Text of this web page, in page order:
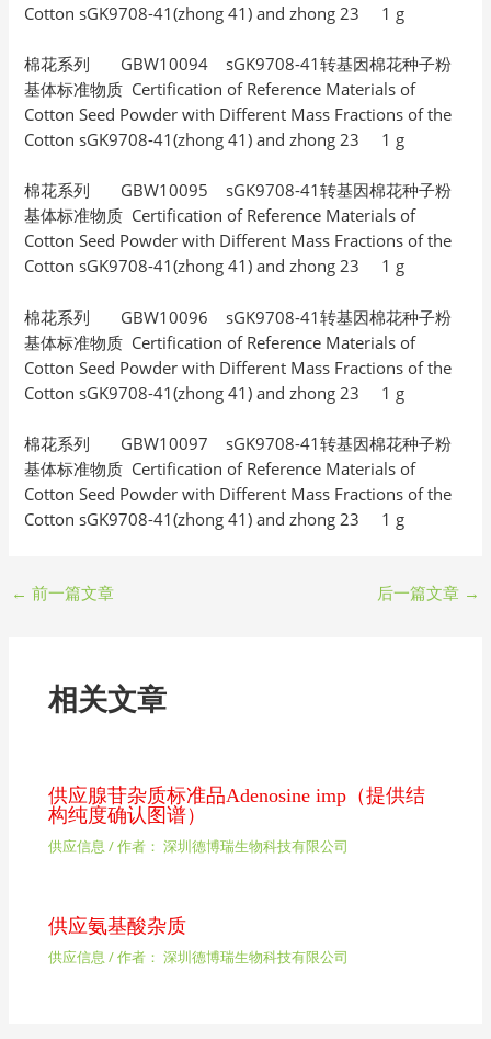
Cotton sGK9708-41(zhong 41) and zhong 23 1 g
棉花系列 GBW10094 sGK9708-41转基因棉花种子粉
基体标准物质 Certification of Reference Materials of
Cotton Seed Powder with Different Mass Fractions of the
Cotton sGK9708-41(zhong 41) and zhong 23 1 g
棉花系列 GBW10095 sGK9708-41转基因棉花种子粉
基体标准物质 Certification of Reference Materials of
Cotton Seed Powder with Different Mass Fractions of the
Cotton sGK9708-41(zhong 41) and zhong 23 1 g
棉花系列 GBW10096 sGK9708-41转基因棉花种子粉
基体标准物质 Certification of Reference Materials of
Cotton Seed Powder with Different Mass Fractions of the
Cotton sGK9708-41(zhong 41) and zhong 23 1 g
棉花系列 GBW10097 sGK9708-41转基因棉花种子粉
基体标准物质 Certification of Reference Materials of
Cotton Seed Powder with Different Mass Fractions of the
Cotton sGK9708-41(zhong 41) and zhong 23 1 g
← 前一篇文章 后一篇文章 →
相关文章
供应腺苷杂质标准品Adenosine imp（提供结
构纯度确认图谱）
供应信息 / 作者： 深圳德博瑞生物科技有限公司
供应氨基酸杂质
供应信息 / 作者： 深圳德博瑞生物科技有限公司